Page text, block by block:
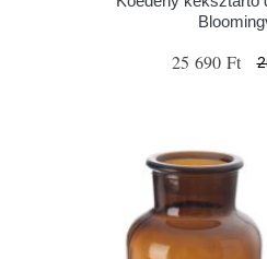
25 690 Ft